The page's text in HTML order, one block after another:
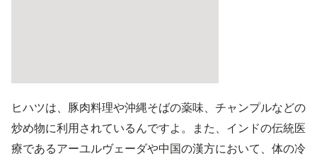
ヒハツは、豚肉料理や沖縄そばの薬味、チャンプルなどの
炒め物に利用されているんですよ。また、インドの伝統医
療であるアーユルヴェーダや中国の漢方において、体の冷